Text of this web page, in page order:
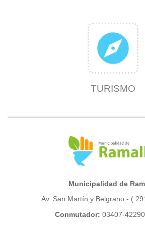
explore
TURISMO
Municipalidad de
Av. San Martín y Belgrano - (
Conmutador: 03407-